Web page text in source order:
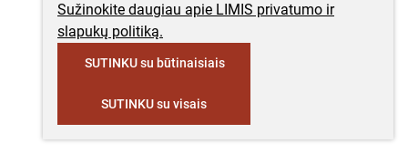
Sužinokite daugiau apie LIMIS privatumo ir
slapukų politiką.
SUTINKU su būtinaisiais
SUTINKU su visais